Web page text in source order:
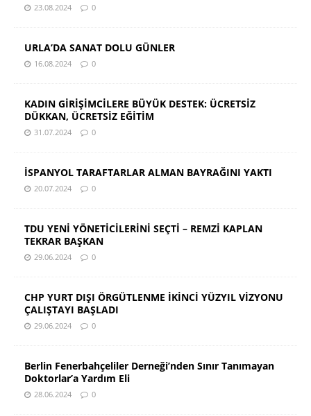
23.08.2024 0
URLA’DA SANAT DOLU GÜNLER
16.08.2024 0
KADIN GİRİŞİMCİLERE BÜYÜK DESTEK: ÜCRETSİZ
DÜKKAN, ÜCRETSİZ EĞİTİM
31.07.2024 0
İSPANYOL TARAFTARLAR ALMAN BAYRAĞINI YAKTI
20.07.2024 0
TDU YENİ YÖNETİCİLERİNİ SEÇTİ – REMZİ KAPLAN
TEKRAR BAŞKAN
29.06.2024 0
CHP YURT DIŞI ÖRGÜTLENME İKİNCİ YÜZYIL VİZYONU
ÇALIŞTAYI BAŞLADI
29.06.2024 0
Berlin Fenerbahçeliler Derneği’nden Sınır Tanımayan
Doktorlar’a Yardım Eli
28.06.2024 0